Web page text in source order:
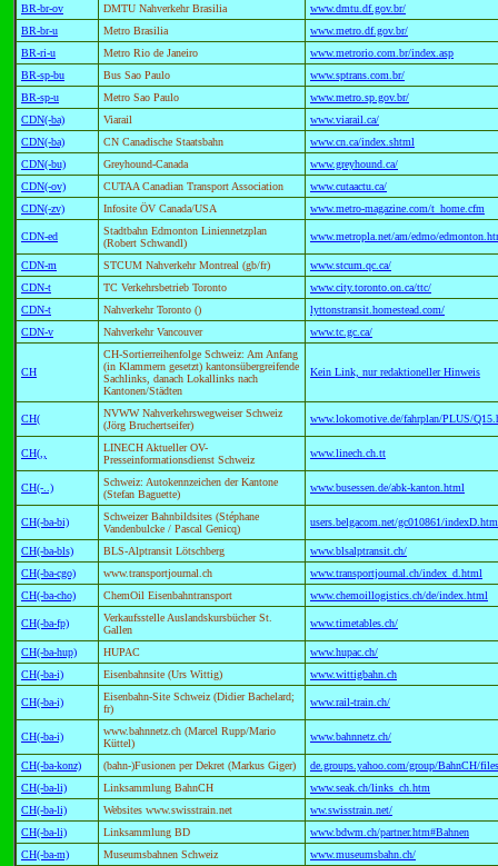
BR-br-ov DMTU Nahverkehr Brasilia
www.dmtu.df.gov.br/
BR-br-u
Metro Brasilia
www.metro.df.gov.br/
BR-ri-u
Metro Rio de Janeiro
www.metrorio.com.br/index.asp
BR-sp-bu
Bus Sao Paulo
www.sptrans.com.br/
BR-sp-u
Metro Sao Paulo
www.metro.sp.gov.br/
CDN(-ba)
Viarail
www.viarail.ca/
CDN(-ba)
CN Canadische Staatsbahn
www.cn.ca/index.shtml
CDN(-bu)
Greyhound-Canada
www.greyhound.ca/
CDN(-ov)
CUTAA Canadian Transport Association
www.cutaactu.ca/
CDN(-zv)
Infosite ÖV Canada/USA www.metro-magazine.com/t_home.cfm
CDN-ed
Stadtbahn Edmonton Liniennetzplan
(Robert Schwandl)
www.metropla.net/am/edmo/
CDN-m STCUM Nahverkehr Montreal (gb/fr)
www.stcum.qc.ca/
CDN-t
TC Verkehrsbetrieb Toronto
www.city.toronto.on.ca/ttc/
CDN-t
Nahverkehr Toronto ()
lyttonstransit.homestead.com/
CDN-v
Nahverkehr Vancouver www.tc.gc.ca/
CH
CH-Sortierreihenfolge Schweiz: Am Anfang
(in Klammern gesetzt) kantonsübergreifende
Sachlinks, danach Lokallinks nach
Kantonen/Städten
Kein Link, nur redaktioneller Hinweis
CH(
NVWW Nahverkehrswegweiser Schweiz
(Jörg Bruchertseifer)
www.lokomotive.de/fahrplan/PLUS/
CH(,,
LINECH Aktueller OV-
Presseinformationsdienst Schweiz
www.linech.ch.tt
CH(-..)
Schweiz: Autokennzeichen der Kantone
(Stefan Baguette)
www.busessen.de/abk-kanton.html
CH(-ba-bi)
Schweizer Bahnbildsites (Stéphane
Vandenbulcke / Pascal Genicq)
users.belgacom.net/gc010861/
CH(-ba-bls) BLS-Alptransit Lötschberg
www.blsalptransit.ch/
CH(-ba-cgo)
www.transportjournal.ch
www.transportjournal.ch/index_d.html
CH(-ba-cho)
ChemOil Eisenbahntransport www.chemoillogistics.ch/de/index.html
CH(-ba-fp)
Verkaufsstelle Auslandskursbücher St.
Gallen
www.timetables.ch/
CH(-ba-hup) HUPAC
www.hupac.ch/
CH(-ba-i)
Eisenbahnsite (Urs Wittig) www.wittigbahn.ch
CH(-ba-i)
Eisenbahn-Site Schweiz (Didier Bachelard;
fr)
www.rail-train.ch/
CH(-ba-i)
www.bahnnetz.ch (Marcel Rupp/Mario
Küttel)
www.bahnnetz.ch/
CH(-ba-konz) (bahn-)Fusionen per Dekret (Markus Giger)
de.groups.yahoo.com/group/BahnCH/
CH(-ba-li)
Linksammlung BahnCH
www.seak.ch/links_ch.htm
CH(-ba-li)
Websites www.swisstrain.net
ww.swisstrain.net/
CH(-ba-li)
Linksammlung BD
www.bdwm.ch/partner.htm#Bahnen
CH(-ba-m)
Museumsbahnen Schweiz www.museumsbahn.ch/